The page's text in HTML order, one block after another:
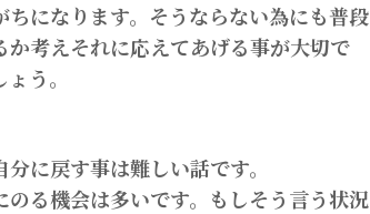
になります。そうならない為にも普段
考えそれに応えてあげる事が大切で
う。
に戻す事は難しい話です。
る機会は多いです。もしそう言う状況